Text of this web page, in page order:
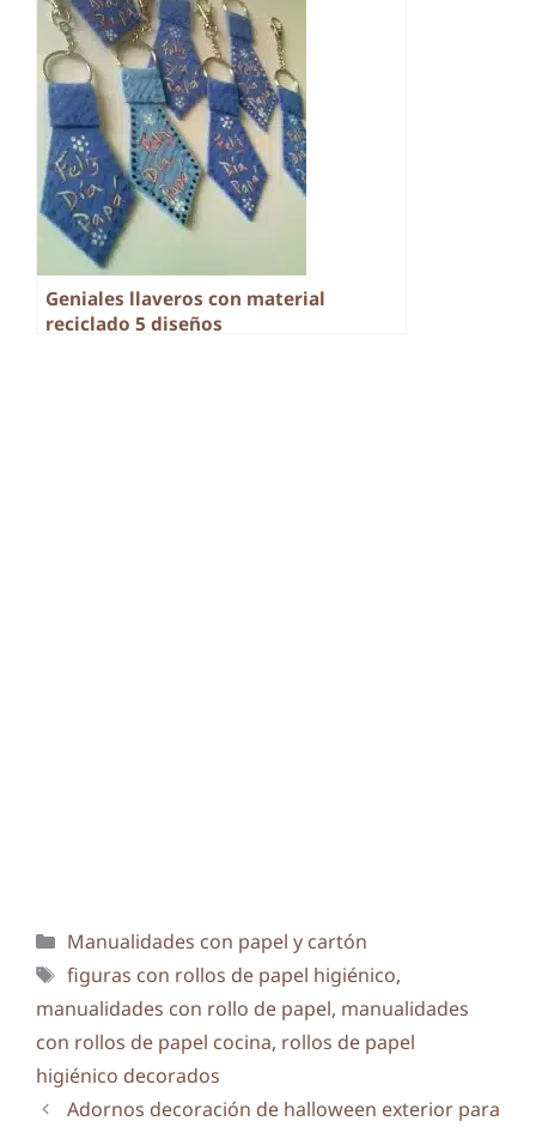
Geniales llaveros con material
reciclado 5 diseños
Categorías
Manualidades con papel y cartón
Etiquetas
figuras con rollos de papel higiénico,
manualidades con rollo de papel, manualidades
con rollos de papel cocina, rollos de papel
higiénico decorados
Adornos decoración de halloween exterior para